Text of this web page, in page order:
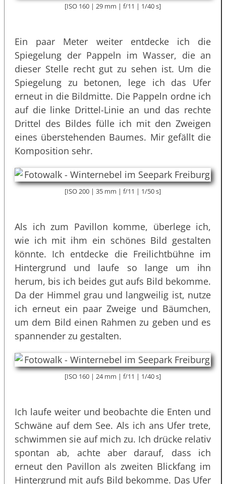
[ISO 160 | 29 mm | f/11 | 1/40 s]
Ein paar Meter weiter entdecke ich die
Spiegelung der Pappeln im Wasser, die an
dieser Stelle recht gut zu sehen ist. Um die
Spiegelung zu betonen, lege ich das Ufer
erneut in die Bildmitte. Die Pappeln ordne ich
auf die linke Drittel-Linie an und das rechte
Drittel des Bildes fülle ich mit den Zweigen
eines überstehenden Baumes. Mir gefällt die
Komposition sehr.
[ISO 200 | 35 mm | f/11 | 1/50 s]
Als ich zum Pavillon komme, überlege ich,
wie ich mit ihm ein schönes Bild gestalten
könnte. Ich entdecke die Freilichtbühne im
Hintergrund und laufe so lange um ihn
herum, bis ich beides gut aufs Bild bekomme.
Da der Himmel grau und langweilig ist, nutze
ich erneut ein paar Zweige und Bäumchen,
um dem Bild einen Rahmen zu geben und es
spannender zu gestalten.
[ISO 160 | 24 mm | f/11 | 1/40 s]
Ich laufe weiter und beobachte die Enten und
Schwäne auf dem See. Als ich ans Ufer trete,
schwimmen sie auf mich zu. Ich drücke relativ
spontan ab, achte aber darauf, dass ich
erneut den Pavillon als zweiten Blickfang im
Hintergrund mit aufs Bild bekomme. Das Ufer